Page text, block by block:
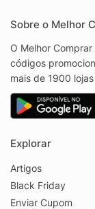
Sobre o Melhor
O Melhor
códigos
mais de 1900
Explorar
Artigos
Black Friday
Enviar Cupom